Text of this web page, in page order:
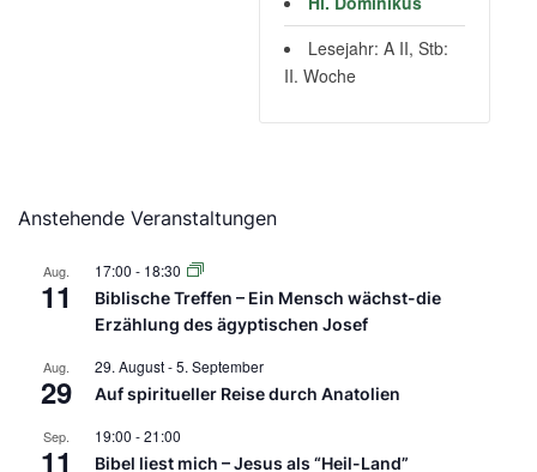
Lesejahr: A II, Stb:
II. Woche
Anstehende Veranstaltungen
Aug.
11
17:00 - 18:30
Biblische Treffen – Ein Mensch wächst-die
Erzählung des ägyptischen Josef
Aug.
29
29. August-5. September
Auf spiritueller Reise durch Anatolien
Sep.
11
19:00 -21:00
Bibel liest mich – Jesus als “Heil-Land”